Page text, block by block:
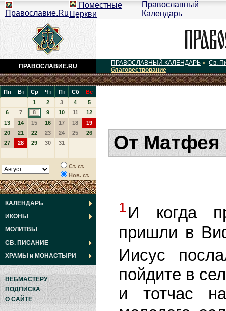
Православие.Ru
Поместные
Церкви
Православный
Календарь
ПРАВОСЛАВИЕ.RU ПРАВОСЛАВНЫЙ КАЛЕНДАРЬ » Св.
благовествование
Пн Вт Ср Чт Пт Сб
Вс
1
2 3 4
5
6
7 8 9 10 11
12
13
14 15 16 17 18
19
20
21 22 23 24 25
26
27
28 29 30 31
Ст. ст.
Нов. ст.
КАЛЕНДАРЬ
ИКОНЫ
МОЛИТВЫ
СВ. ПИСАНИЕ
ХРАМЫ и МОНАСТЫРИ
ВЕБМАСТЕРУ
ПОДПИСКА
О САЙТЕ
От Матфея
1И когда
пришли в
Иисус
пойдите в
и тотчас